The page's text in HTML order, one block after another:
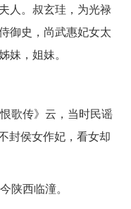
人。叔玄珪，为光禄
御史，尚武惠妃女太
妹，姐妹。
歌传》云，当时民谣
封侯女作妃，看女却
陕西临潼。